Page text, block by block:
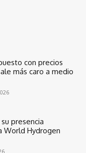
con precios
más caro a medio
presencia
World Hydrogen